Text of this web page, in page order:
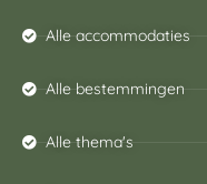
Alle accommodaties
Alle bestemmingen
Alle thema's